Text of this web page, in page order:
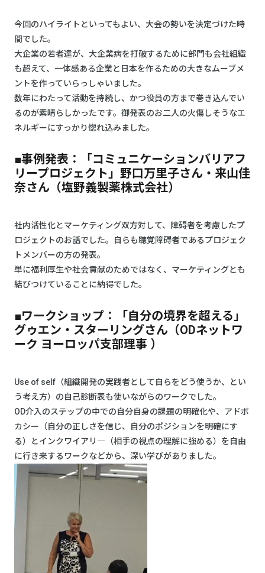
今回のハイライトといってもよい、大会の勢いを決定づけた時
間でした。
大企業の若者達が、大企業病を打破するために部門も会社組織
も超えて、一体感ある企業と日本を作るための大きなムーブメ
ントを作っていらっしゃいました。
数年にわたって活動を持続し、かつ役員の方まで巻き込んでい
るのが素晴らしかったです。御発表のお二人の火傷しそうなエ
ネルギーにすっかり惚れ込みました。
■事例発表：「コミュニケーションバリアフ
リープロジェクト」野口万里子さん・来山佳
奈さん（塩野義製薬株式会社）
社内活性化とマーケティング双方対して、障碍者を考慮したプ
ロジェクトのお話でした。自らも聴覚障碍者であるプロジェク
トメンバーの方の発表。
単に福利厚生や社会貢献のためではなく、マーケティングとも
結びつけていることに納得でした。
■ワークショップ：「自分の境界を超える」
グゥエン・スターリングさん（ODネットワ
ーク ヨーロッパ支部理事 ）
Use of self（組織開発の実践者として自らをどう使うか、とい
う考え方）の自己診断表も使いながらのワークでした。
OD介入のステップの中での自分自身の課題の明確化や、アドボ
カシー（自分の正しさを信じ、自分のポジションを明確にす
る）とインクワイアリ―（相手の視点の理解に強める）を自由
に行き来するワークなどから、深い学びがありました。